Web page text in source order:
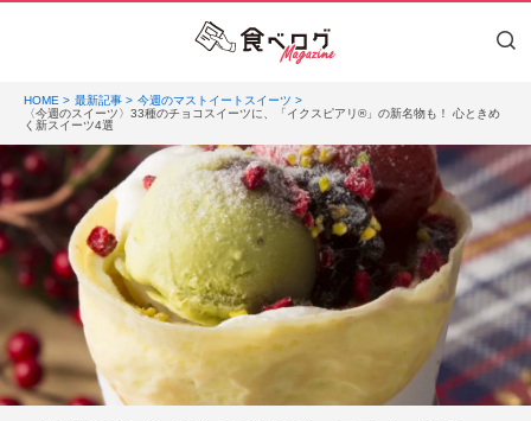
HOME 最新記事
今週のマストイートスイーツ
〈今週のスイーツ〉33種のチョコスイーツに、「イクスピアリ®」の新名物も！ 心ときめ
く新スイーツ4選